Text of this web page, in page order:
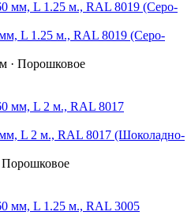
L 1.25 м., RAL 8019 (Серо-
· Порошковое
L 2 м., RAL 8017 (Шоколадно-
Порошковое